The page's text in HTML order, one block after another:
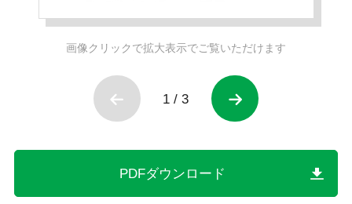
1 /3
画像クリックで拡大表示でご覧いただけます
PDFダウンロード